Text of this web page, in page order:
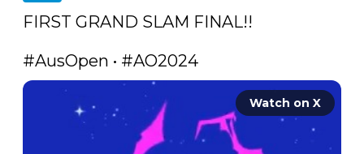
FIRST GRAND SLAM FINAL!!
#AusOpen • #AO2024
Watch on X